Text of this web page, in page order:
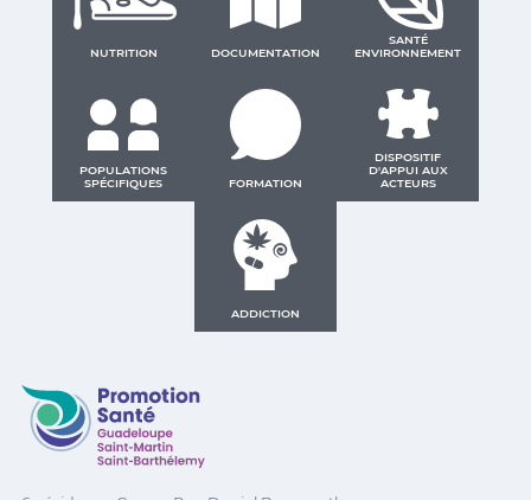
NUTRITION DOCUMENTATION
SANTÉ
ENVIRONNEMENT
POPULATIONS
SPÉCIFIQUES
FORMATION
DISPOSITIF
D'APPUI AUX
ACTEURS
ADDICTION
Promotion Santé Guadeloupe, Saint-Martin, Saint